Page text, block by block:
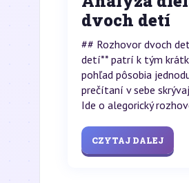
dvoch detí
## Rozhovor dvoch
detí** patrí k tým
pohľad pôsobia
prečítaní v sebe
Ide o alegorický
CZYTAJ DALEJ